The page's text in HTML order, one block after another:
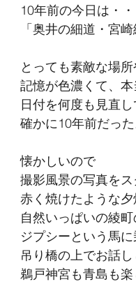
10年前の今日は・
「奥井の細道・宮
とっても素敵な場
記憶が色濃くて、
日付を何度も見直
確かに10年前だっ
懐かしいので
撮影風景の写真を
赤く焼けたような
自然いっぱいの綾
ジプシーという馬
吊り橋の上でお話
鵜戸神宮も青島も